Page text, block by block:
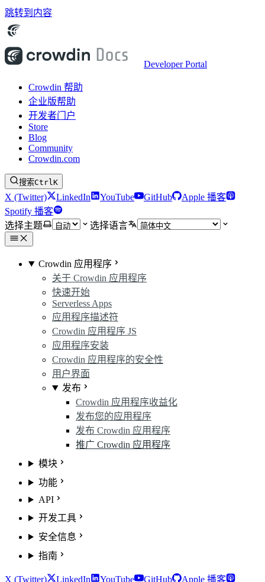
跳转到内容
Developer Portal
Crowdin 帮助
企业版帮助
开发者门户
Store
Blog
Community
Crowdin.com
搜索CtrlK
X (Twitter) LinkedIn YouTube GitHub
Apple 播客
Spotify 播客
选择主题
选择语言
Crowdin 应用程序
关于 Crowdin 应用程序
快速开始
Serverless Apps
应用程序描述符
Crowdin 应用程序 JS
应用程序安装
Crowdin 应用程序的安全性
用户界面
发布
Crowdin 应用程序收益化
发布您的应用程序
发布 Crowdin 应用程序
推广 Crowdin 应用程序
模块
功能
API
开发工具
安全信息
指南
X (Twitter) LinkedIn YouTube GitHub
Apple 播客